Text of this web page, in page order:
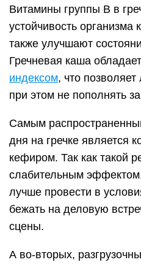
Витамины группы В в
устойчивость
также улучшают
Гречневая каша обладает
индексом, что позволяет
при этом не пополнять
Самым
дня на гречке является
кефиром. Так как такой
слабительным
лучше провести в
бежать на деловую
сцены.
А во-вторых,